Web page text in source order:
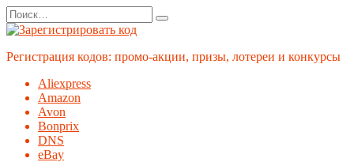
Перейти
к
содержанию
Search
for:
Регистрация кодов: промо-акции, призы, лотереи и конкурсы
Aliexpress
Amazon
Avon
Bonprix
DNS
eBay